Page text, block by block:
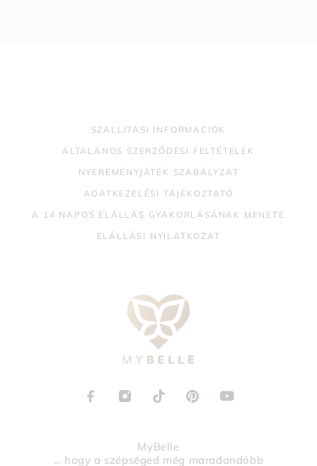
SZÁLLÍTÁSI INFORMÁCIÓK
ÁLTALÁNOS SZERZŐDÉSI FELTÉTELEK
NYEREMÉNYJÁTÉK SZABÁLYZAT
ADATKEZELÉSI TÁJÉKOZTATÓ
A 14 NAPOS ELÁLLÁS GYAKORLÁSÁNAK MENETE
ELÁLLÁSI NYILATKOZAT
MyBelle
... hogy a szépséged még maradandóbb